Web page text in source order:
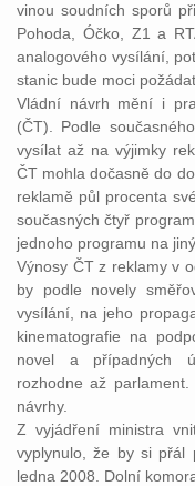
vinou soudních sporů
Pohoda, Óčko, Z1 a
analogového vysílání,
stanic bude moci
Vládní návrh mění i
(ČT). Podle
vysílat až na výjimky
ČT mohla dočasně do
reklamě půl procenta
současných čtyř
jednoho programu na jiný.
Výnosy ČT z reklamy v
by podle novely
vysílání, na jeho
kinematografie na
novel a případných
rozhodne až
návrhy.
Z vyjádření ministra
vyplynulo, že by si přál
ledna 2008. Dolní